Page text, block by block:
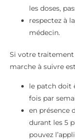
les doses,
respectez à
médecin.
Si votre traitement
marche à suivre
le patch doit
fois par
en présence
durant les 5
pouvez